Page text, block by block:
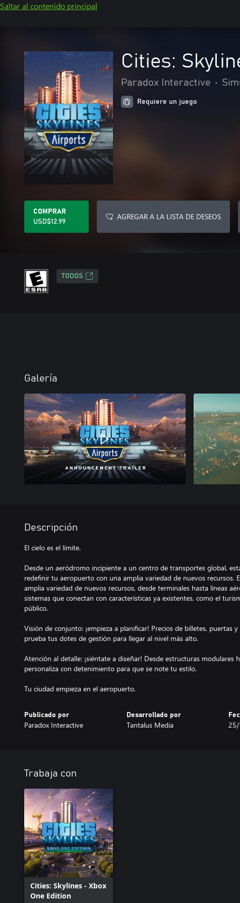
Saltar al contenido principal
Cities:
Paradox Interactive •
Requiere un juego
COMPRAR
USD$12.99
AGREGAR A LA LISTA DE DESEOS
TODOS
Galería
Descripción
El cielo es el límite.
Desde un aeródromo incipiente a un centro de transportes global,
redefinir tu aeropuerto con una amplia variedad de nuevos recursos.
amplia variedad de nuevos recursos, desde terminales hasta líneas
sistemas que conectan con características ya existentes, como el
público.
Visión de conjunto: ¡empieza a planificar! Precios de billetes, puertas
prueba tus dotes de gestión para llegar al nivel más alto.
Atención al detalle: ¡siéntate a diseñar! Desde estructuras modulares
personaliza con detenimiento para que se note tu estilo.
Tu ciudad empieza en el aeropuerto.
Publicado por
Paradox Interactive
Desarrollado por
Tantalus Media
Trabaja con
Cities: Skylines - Xbox
One Edition